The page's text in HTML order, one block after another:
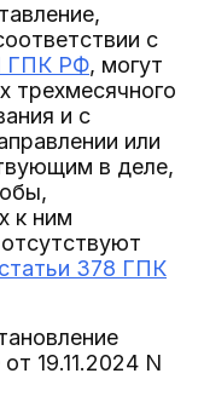
с
ГПК РФ, могут
трехмесячного
и с
или
в деле,
к ним
статьи 378 ГПК
19.11.2024 N